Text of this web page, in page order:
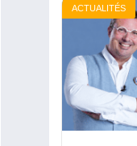
ACTUALITÉS